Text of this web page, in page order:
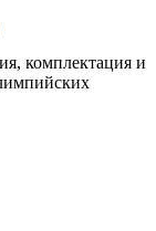
комплектация и